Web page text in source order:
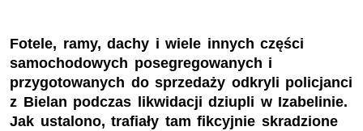
Fotele, ramy, dachy i wiele innych części
samochodowych posegregowanych i
przygotowanych do sprzedaży odkryli policjanci
z Bielan podczas likwidacji dziupli w Izabelinie.
Jak ustalono, trafiały tam fikcyjnie skradzione